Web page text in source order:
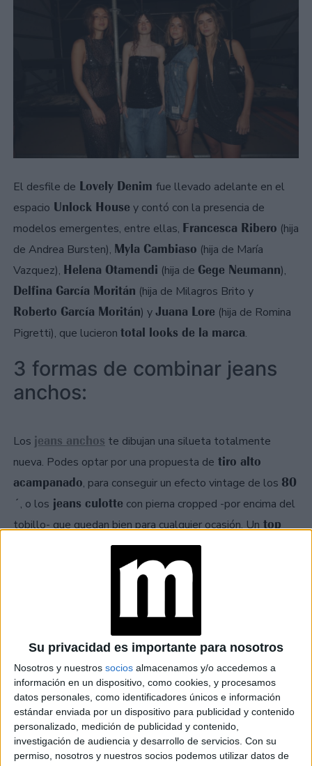
Su privacidad es importante para nosotros
Nosotros y nuestros socios almacenamos y/o accedemos a
información en un dispositivo, como cookies, y procesamos
datos personales, como identificadores únicos e información
estándar enviada por un dispositivo para publicidad y contenido
personalizado, medición de publicidad y contenido,
investigación de audiencia y desarrollo de servicios. Con su
permiso, nosotros y nuestros socios podemos utilizar datos de
El desfile de Lovely Denim fue llevado adelante en el
espacio Unlock House y contó con la presencia de
modelos emergentes, entre ellas, Francesca Ribero (hija
de Andrea Bursten), Myla Cambiaso (hija de María
Vazquez), Helena Otamendi (hija de Gege Neumann),
Delfina García Moritán (hija de Milagros Brito y
Roberto García Moritán) yJuana Lore (hija de Romina
Pigretti), que lucieron total looks de la marca.
3 formas de combinar jeans
anchos:
Los jeans anchos te dibujan una silueta totalmente
nueva. Podes optar por una propuesta de tiro alto
acampanado, para conseguir un efecto vintage de los 80
´, o los jeans culotte con pierna cropped -por encima del
tobillo- que quedan bien para cualquier ocasión. Un top
al cuerpo es el contrapunto ideal para generar
outfit. Te mostramos algunas ideas
Podes lucirlo el jean denim al estilo de
Bargiela
detiro bajocon calce holgadoy te dará un efecto de
pierna ancha. En la parte de arriba, se la ve luciendo un
top cortocon tiras sutiles, color neutro, y una
abrigocolor negro caída a la altura de la cintura que le da